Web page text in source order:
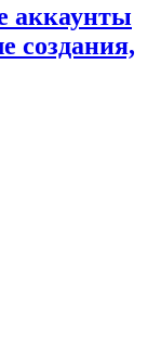
аккаунты
создания,